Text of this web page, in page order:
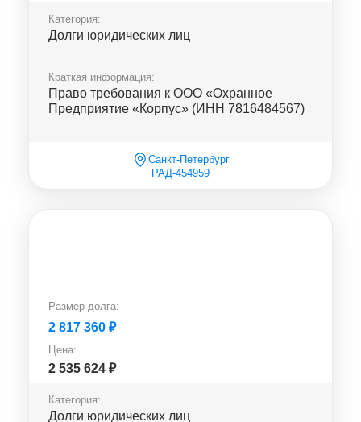
Категория:
Долги юридических лиц
Краткая информация:
Право требования к ООО «Охранное
Предприятие «Корпус» (ИНН 7816484567)
Санкт-Петербург
РАД-454959
Размер долга:
2 817 360 ₽
Цена:
2 535 624 ₽
Категория:
Долги юридических лиц